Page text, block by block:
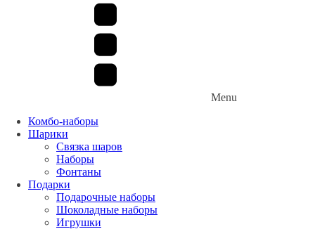
Menu
Комбо-наборы
Шарики
Связка шаров
Наборы
Фонтаны
Подарки
Подарочные наборы
Шоколадные наборы
Игрушки